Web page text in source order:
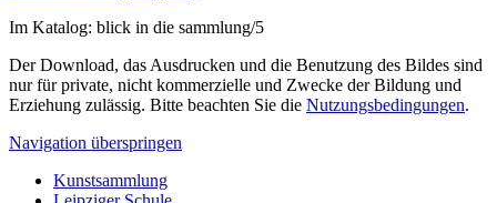
Im Katalog: blick in die sammlung/5
Der Download, das Ausdrucken und die Benutzung des Bildes sind
nur für private, nicht kommerzielle und Zwecke der Bildung und
Erziehung zulässig. Bitte beachten Sie die Nutzungsbedingungen.
Navigation überspringen
Kunstsammlung